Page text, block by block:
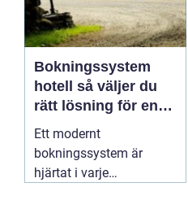
Bokningssystem
hotell så väljer du
rätt lösning för en
effektivare vardag
Ett modernt
bokningssystem är
hjärtat i varje